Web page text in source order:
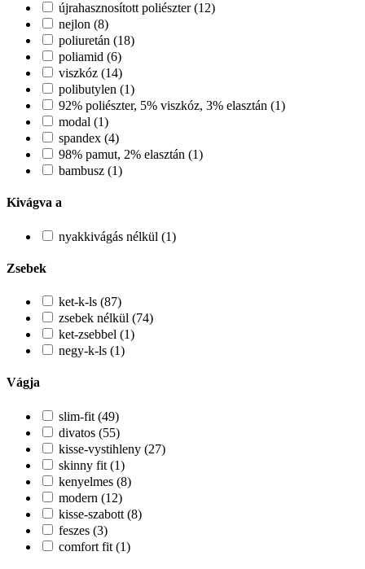
újrahasznosított poliészter (12)
nejlon (8)
poliuretán (18)
poliamid (6)
viszkóz (14)
polibutylen (1)
92% poliészter, 5% viszkóz, 3% elasztán (1)
modal (1)
spandex (4)
98% pamut, 2% elasztán (1)
bambusz (1)
Kivágva a
nyakkivágás nélkül (1)
Zsebek
ket-k-ls (87)
zsebek nélkül (74)
ket-zsebbel (1)
negy-k-ls (1)
Vágja
slim-fit (49)
divatos (55)
kisse-vystihleny (27)
skinny fit (1)
kenyelmes (8)
modern (12)
kisse-szabott (8)
feszes (3)
comfort fit (1)